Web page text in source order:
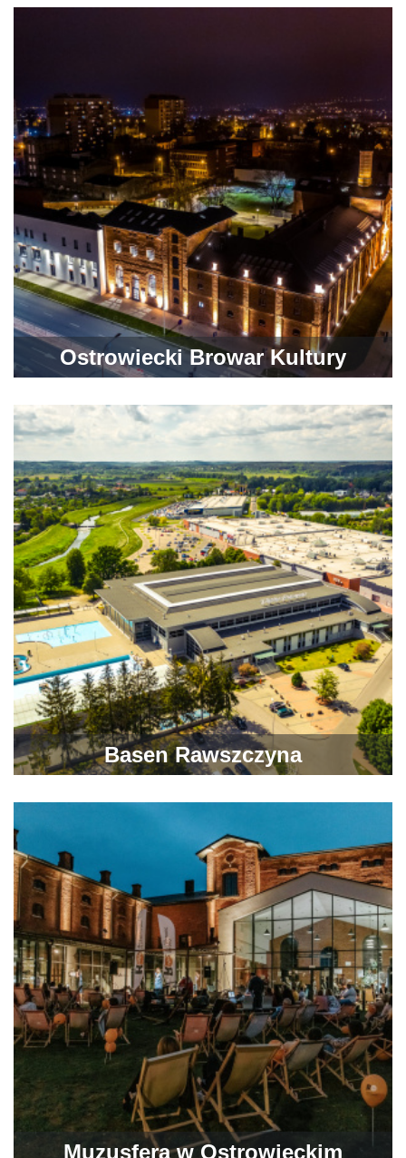
Ostrowiecki Browar Kultury
Basen Rawszczyna
Muzusfera w Ostrowieckim